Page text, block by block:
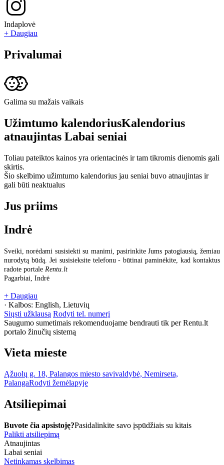
Indaplovė
+ Daugiau
Privalumai
Galima su mažais vaikais
Užimtumo kalendoriusKalendorius
atnaujintas Labai seniai
Toliau pateiktos kainos yra orientacinės ir tam tikromis dienomis gali
skirtis.
Šio skelbimo užimtumo kalendorius jau seniai buvo atnaujintas ir
gali būti neaktualus
Jus priims
Indrė
Sveiki, norėdami susisiekti su manimi, pasirinkite Jums patogiausią, žemiau
nurodytą būdą. Jei susisieksite telefonu - būtinai paminėkite, kad kontaktus
radote portale Rentu.lt
Pagarbiai, Indrė
+ Daugiau
· Kalbos: English, Lietuvių
Siųsti užklausą Rodyti tel. numerį
Saugumo sumetimais rekomenduojame bendrauti tik per Rentu.lt
portalo žinučių sistemą
Vieta mieste
Ąžuolų g. 18, Palangos miesto savivaldybė, Nemirseta,
PalangaRodyti žemėlapyje
Atsiliepimai
Buvote čia apsistoję?Pasidalinkite savo įspūdžiais su kitais
Palikti atsiliepimą
Atnaujintas
Labai seniai
Netinkamas skelbimas